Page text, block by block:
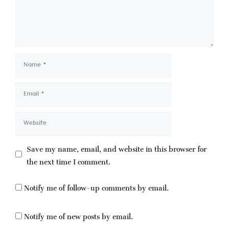
Name
Email
Website
Save my name, email, and website in this browser for
the next time I comment.
Notify me of follow-up comments by email.
Notify me of new posts by email.